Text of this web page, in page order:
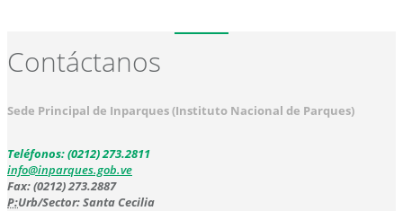
Contáctanos
Sede Principal de Inparques (Instituto Nacional de Parques)
Teléfonos: (0212) 273.2811
info@inparques.gob.ve
Fax: (0212) 273.2887
P:Urb/Sector: Santa Cecilia